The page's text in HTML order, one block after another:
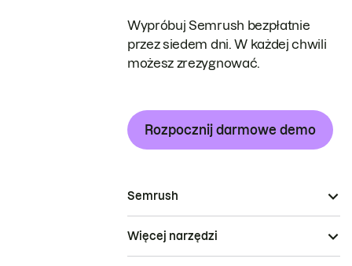
Wypróbuj Semrush bezpłatnie
przez siedem dni. W każdej chwili
możesz zrezygnować.
Rozpocznij darmowe demo
Semrush
Więcej narzędzi